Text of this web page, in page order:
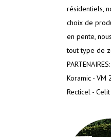
résidentiels,
choix de
en pente,
tout type de
Koramic - VM
Recticel -